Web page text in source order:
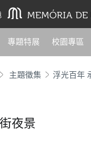
專題特展 校園專區
主題徵集
夜景